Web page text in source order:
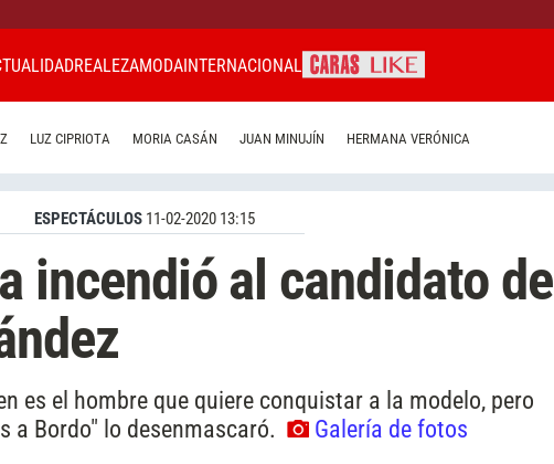
REALEZAMODAINTERNACIONAL
LUZ CIPRIOTA MORIA CASÁN JUAN MINUJÍN HERMANA VERÓNICA
ESPECTÁCULOS 11-02-2020 13:15
incendió al candidato de
es el hombre que quiere conquistar a la modelo, pero
a Bordo" lo desenmascaró.
Galería de fotos